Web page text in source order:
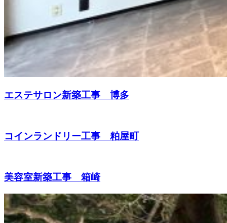
エステサロン新築工事 博多
コインランドリー工事 粕屋町
美容室新築工事 箱崎